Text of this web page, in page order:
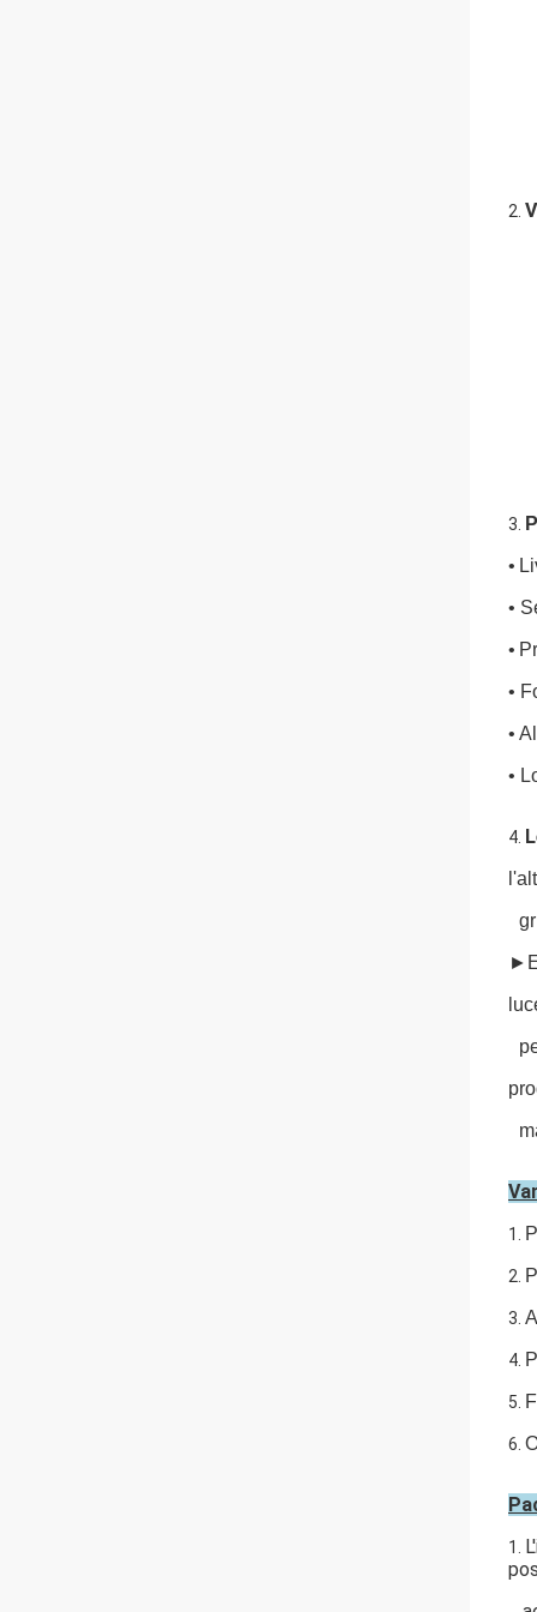
2.
3.
•
•
•
•
•
•
4.
1.
2.
3.
4.
5.
6.
1.